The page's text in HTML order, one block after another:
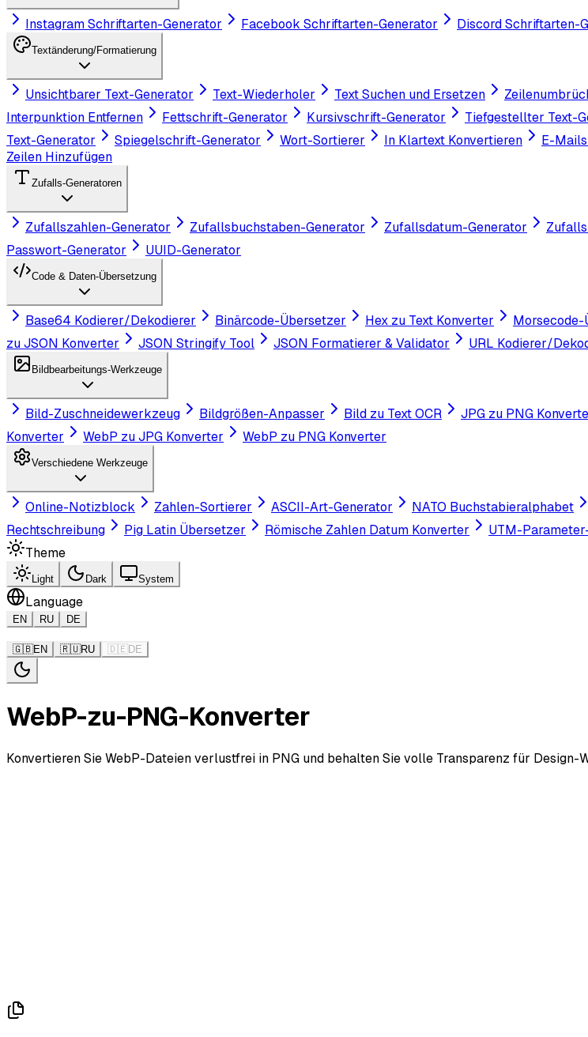
Instagram Schriftarten-Generator Facebook Schriftarten-Generator Discord Schriftarten-
Textänderung/Formatierung
Unsichtbarer Text-Generator Text-Wiederholer Text Suchen und Ersetzen
Interpunktion Entfernen
Fettschrift-Generator Kursivschrift-Generator Tiefgestellter Text-
Text-Generator
Spiegelschrift-Generator Wort-Sortierer In Klartext Konvertieren E-
Zeilen Hinzufügen
Zufalls-Generatoren
Zufallszahlen-Generator Zufallsbuchstaben-Generator Zufallsdatum-Generator
Passwort-Generator
UUID-Generator
Code & Daten-Übersetzung
Base64 Kodierer/Dekodierer Binärcode-Übersetzer Hex zu Text Konverter
zu JSON Konverter
JSON Stringify Tool JSON Formatierer & Validator URL Kodierer/
Bildbearbeitungs-Werkzeuge
Bild-Zuschneidewerkzeug Bildgrößen-Anpasser Bild zu Text OCR JPG zu PNG
Konverter
WebP zu JPG Konverter WebP zu PNG Konverter
Verschiedene Werkzeuge
Online-Notizblock Zahlen-Sortierer ASCII-Art-Generator NATO Buchstabieralphabet
Rechtschreibung
Pig Latin Übersetzer Römische Zahlen Datum Konverter UTM-
Theme
Light Dark System
Language
EN RU DE
🇬🇧EN 🇷🇺RU 🇩🇪DE
WebP-zu-PNG-Konverter
Konvertieren Sie WebP-Dateien verlustfrei in PNG und behalten Sie volle Transparenz für